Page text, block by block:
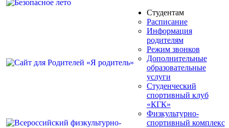
Студентам
Расписание
Информация
родителям
Режим звонков
Дополнительные
образовательные
услуги
Студенческий
спортивный клуб
«КГК»
Физкультурно-
спортивный комплекс